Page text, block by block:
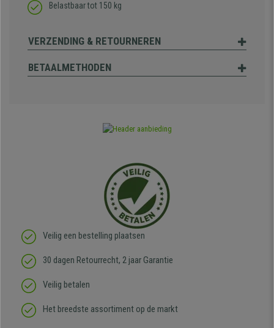
Belastbaar tot 150 kg
VERZENDING & RETOURNEREN
BETAALMETHODEN
Veilig een bestelling plaatsen
30 dagen Retourrecht, 2 jaar Garantie
Veilig betalen
Het breedste assortiment op de markt